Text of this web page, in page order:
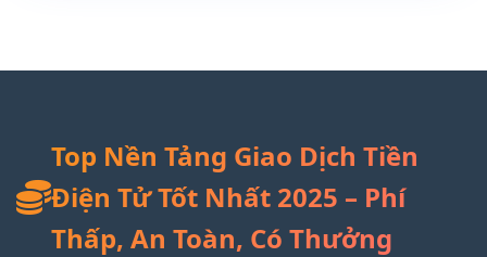
Top Nền Tảng Giao Dịch Tiền
Điện Tử Tốt Nhất 2025 – Phí
Thấp, An Toàn, Có Thưởng